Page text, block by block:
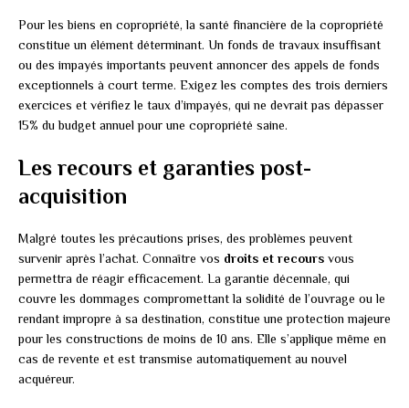
Pour les biens en copropriété, la santé financière de la copropriété
constitue un élément déterminant. Un fonds de travaux insuffisant
ou des impayés importants peuvent annoncer des appels de fonds
exceptionnels à court terme. Exigez les comptes des trois derniers
exercices et vérifiez le taux d’impayés, qui ne devrait pas dépasser
15% du budget annuel pour une copropriété saine.
Les recours et garanties post-
acquisition
Malgré toutes les précautions prises, des problèmes peuvent
survenir après l’achat. Connaître vos droits et recours vous
permettra de réagir efficacement. La garantie décennale, qui
couvre les dommages compromettant la solidité de l’ouvrage ou le
rendant impropre à sa destination, constitue une protection majeure
pour les constructions de moins de 10 ans. Elle s’applique même en
cas de revente et est transmise automatiquement au nouvel
acquéreur.